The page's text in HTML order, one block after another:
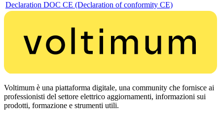
Declaration DOC CE (Declaration of conformity CE)
Voltimum è una piattaforma digitale, una community che fornisce ai
professionisti del settore elettrico aggiornamenti, informazioni sui
prodotti, formazione e strumenti utili.